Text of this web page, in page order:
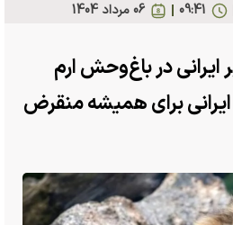
06 مرداد 1404 09:41
ایرانی در باغ‌وحش ارم
ایرانی برای همیشه منقرض